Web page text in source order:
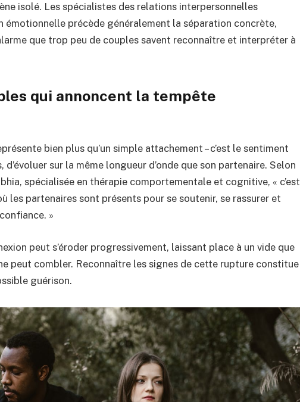
isolé. Les spécialistes des relations interpersonnelles
émotionnelle précède généralement la séparation concrète,
que trop peu de couples savent reconnaître et interpréter à
qui annoncent la tempête
bien plus qu’un simple attachement – c’est le sentiment
sur la même longueur d’onde que son partenaire. Selon
spécialisée en thérapie comportementale et cognitive, « c’est
les partenaires sont présents pour se soutenir, se rassurer et
»
peut s’éroder progressivement, laissant place à un vide que
peut combler. Reconnaître les signes de cette rupture constitue
guérison.